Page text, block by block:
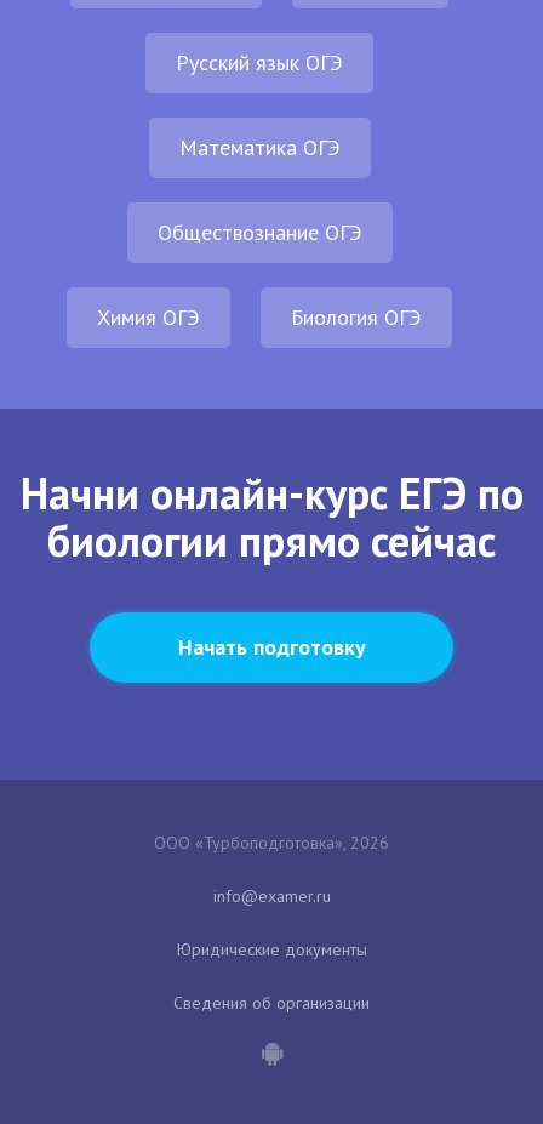
Русский язык ОГЭ
Математика ОГЭ
Обществознание ОГЭ
Химия ОГЭ Биология ОГЭ
Начни онлайн-курс ЕГЭ по
биологии прямо сейчас
Начать подготовку
ООО «Турбоподготовка», 2026
Юридические документы
Сведения об организации